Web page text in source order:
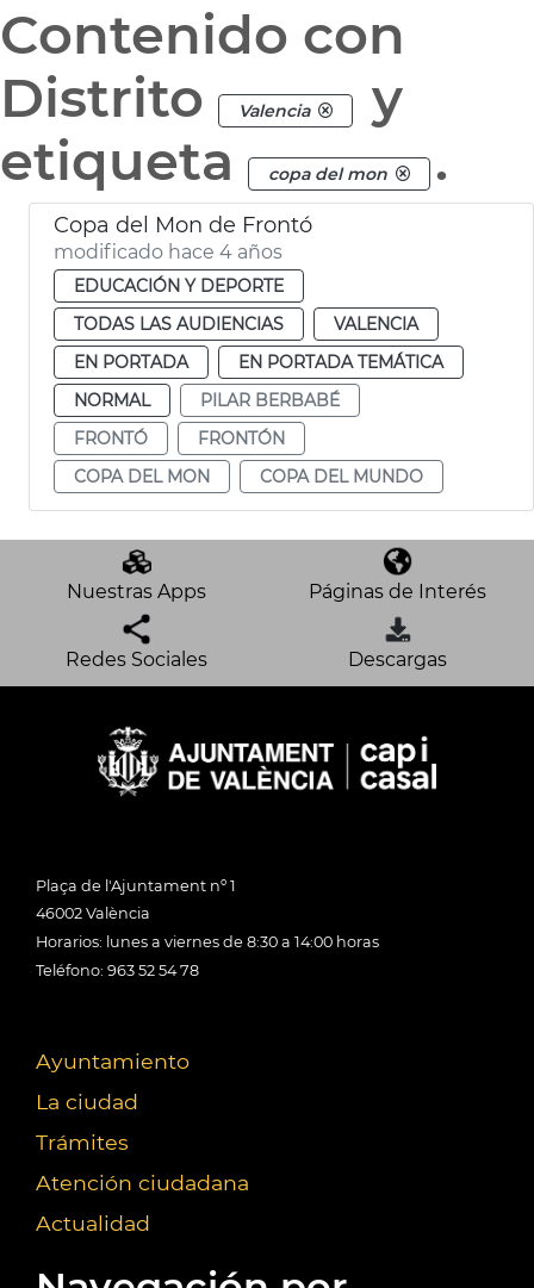
Contenido con
Distrito
Valencia
y
etiqueta
copa del mon .
Copa del Mon de Frontó
modificado hace 4 años
EDUCACIÓN Y DEPORTE
TODAS LAS AUDIENCIAS
VALENCIA
EN PORTADA
EN PORTADA TEMÁTICA
NORMAL
PILAR BERBABÉ
FRONTÓ
FRONTÓN
COPA DEL MON
COPA DEL MUNDO
Nuestras Apps Páginas de Interés
Redes Sociales Descargas
Plaça de l'Ajuntament nº 1
46002 València
Horarios: lunes a viernes de 8:30 a 14:00 horas
Teléfono: 963 52 54 78
Ayuntamiento
La ciudad
Trámites
Atención ciudadana
Actualidad